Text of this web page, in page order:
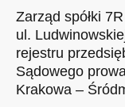
Zarząd spółki
ul.
rejestru
Sądowego
Krakowa –